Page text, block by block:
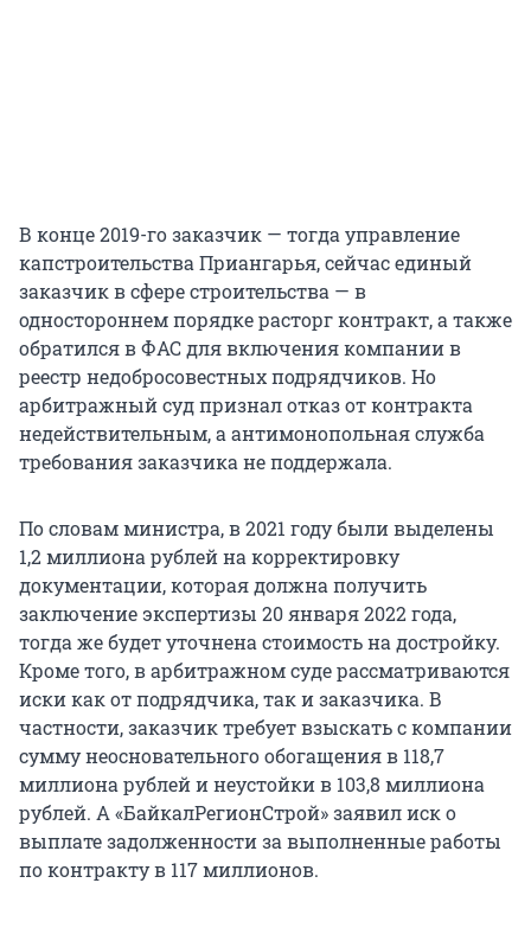
В конце 2019-го заказчик — тогда управление
капстроительства Приангарья, сейчас единый
заказчик в сфере строительства — в
одностороннем порядке расторг контракт, а также
обратился в ФАС для включения компании в
реестр недобросовестных подрядчиков. Но
арбитражный суд признал отказ от контракта
недействительным, а антимонопольная служба
требования заказчика не поддержала.
По словам министра, в 2021 году были выделены
1,2 миллиона рублей на корректировку
документации, которая должна получить
заключение экспертизы 20 января 2022 года,
тогда же будет уточнена стоимость на достройку.
Кроме того, в арбитражном суде рассматриваются
иски как от подрядчика, так и заказчика. В
частности, заказчик требует взыскать с компании
сумму неосновательного обогащения в 118,7
миллиона рублей и неустойки в 103,8 миллиона
рублей. А «БайкалРегионСтрой» заявил иск о
выплате задолженности за выполненные работы
по контракту в 117 миллионов.